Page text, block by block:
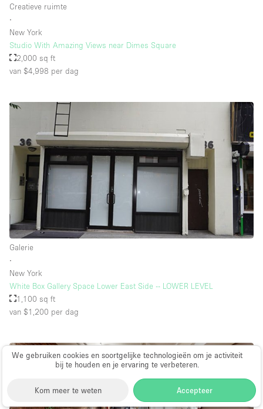
We gebruiken cookies en soortgelijke technologieën om je activiteit
bij te houden en je ervaring te verbeteren.
Kom meer te weten Accepteer
Creatieve ruimte
∙
New York
Studio With Amazing Views near Dimes Square
2,000 sq ft
van $4,998 per dag
Galerie
∙
New York
White Box Gallery Space Lower East Side -- LOWER LEVEL
1,100 sq ft
van $1,200 per dag